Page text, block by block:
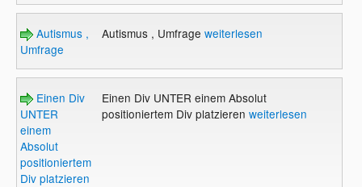
Autismus ,
Umfrage
Autismus , Umfrage weiterlesen
Einen Div
UNTER
einem
Absolut
positioniertem
Div platzieren
Einen Div UNTER einem Absolut
positioniertem Div platzieren weiterlesen